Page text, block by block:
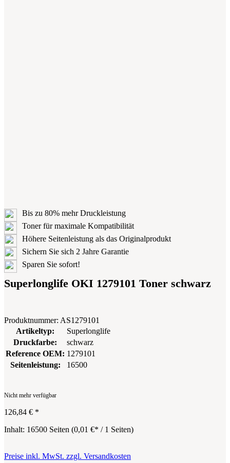
Bis zu 80% mehr Druckleistung
Toner für maximale Kompatibilität
Höhere Seitenleistung als das Originalprodukt
Sichern Sie sich 2 Jahre Garantie
Sparen Sie sofort!
Superlonglife OKI 1279101 Toner schwarz
Produktnummer: AS1279101
Artikeltyp:
Superlonglife
Druckfarbe:
schwarz
Reference OEM: 1279101
Seitenleistung:
16500
Nicht mehr verfügbar
126,84 € *
Inhalt: 16500 Seiten (0,01 €* / 1 Seiten)
Preise inkl. MwSt. zzgl. Versandkosten